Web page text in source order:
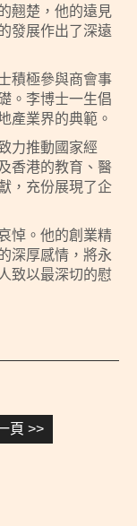
翹楚，他的遠見
發展作出了深遠
積極參與商會事
。李博士一生倡
產業界的典範。
力推動國家經
香港的教育、醫
，充份展現了企
悼。他的創業精
深厚感情，將永
致以最深切的慰
頁 >>